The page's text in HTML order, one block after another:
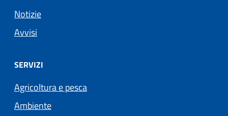
Notizie
Avvisi
SERVIZI
Agricoltura e pesca
Ambiente